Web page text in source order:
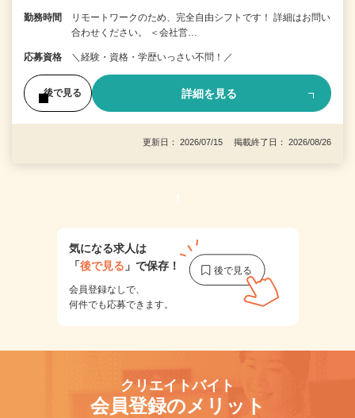
勤務時間
リモートワークのため、完全自由シフトです！ 詳細はお問い
合わせください。 ＜会社営…
応募資格 ＼経験・資格・学歴いっさい不問！／
後で見る 詳細を見る
更新日： 2026/07/15 掲載終了日： 2026/08/26
1
気になる求人は
「後で見る 」で保存！
会員登録なしで、
何件でも応募できます。
クリエイトバイト
会員登録のメリット